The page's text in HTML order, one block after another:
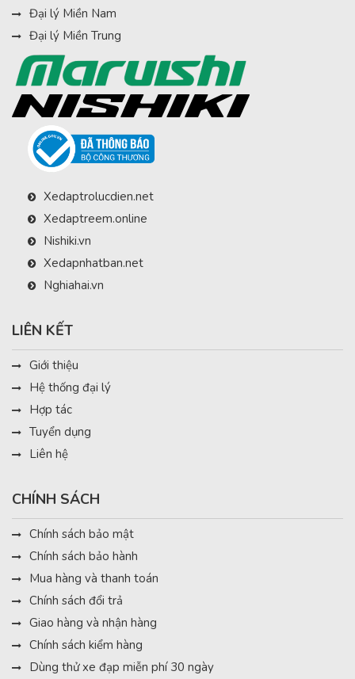
Đại lý Miền Nam
Đại lý Miền Trung
Xedaptrolucdien.net
Xedaptreem.online
Nishiki.vn
Xedapnhatban.net
Nghiahai.vn
LIÊN KẾT
Giới thiệu
Hệ thống đại lý
Hợp tác
Tuyển dụng
Liên hệ
CHÍNH SÁCH
Chính sách bảo mật
Chính sách bảo hành
Mua hàng và thanh toán
Chính sách đổi trả
Giao hàng và nhận hàng
Chính sách kiểm hàng
Dùng thử xe đạp miễn phí 30 ngày